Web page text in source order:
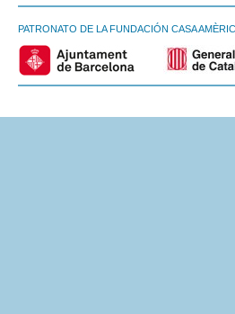
PATRONATO DE LA FUNDACIÓN CASA